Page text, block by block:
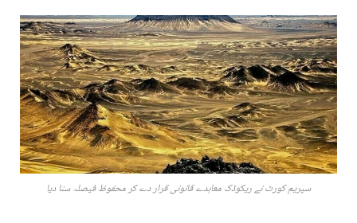
سپریم کورٹ نے ریکوڈک معاہدے قانونی قرار دے کر محفوظ فیصلہ سنا دیا